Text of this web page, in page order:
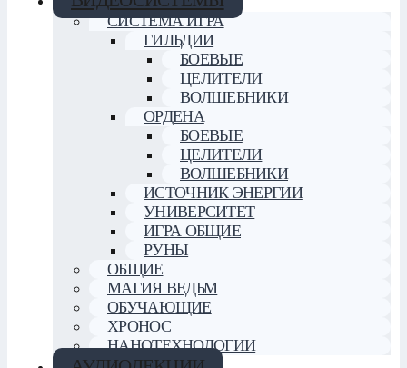
СИСТЕМА ИГРА
ГИЛЬДИИ
БОЕВЫЕ
ЦЕЛИТЕЛИ
ВОЛШЕБНИКИ
ОРДЕНА
БОЕВЫЕ
ЦЕЛИТЕЛИ
ВОЛШЕБНИКИ
ИСТОЧНИК ЭНЕРГИИ
УНИВЕРСИТЕТ
ИГРА ОБЩИЕ
РУНЫ
ОБЩИЕ
МАГИЯ ВЕДЬМ
ОБУЧАЮЩИЕ
ХРОНОС
НАНОТЕХНОЛОГИИ